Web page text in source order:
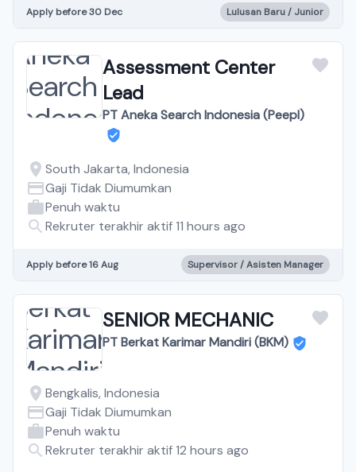
Apply before 30 Dec Lulusan Baru / Junior
Assessment Center
Lead
PT Aneka Search Indonesia (Peepl)
South Jakarta, Indonesia
Gaji Tidak Diumumkan
Penuh waktu
Rekruter terakhir aktif 11 hours ago
Apply before 16 Aug Supervisor / Asisten Manager
SENIOR MECHANIC
PT Berkat Karimar Mandiri (BKM)
Bengkalis, Indonesia
Gaji Tidak Diumumkan
Penuh waktu
Rekruter terakhir aktif 12 hours ago